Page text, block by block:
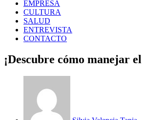
EMPRESA
CULTURA
SALUD
ENTREVISTA
CONTACTO
¡Descubre cómo manejar